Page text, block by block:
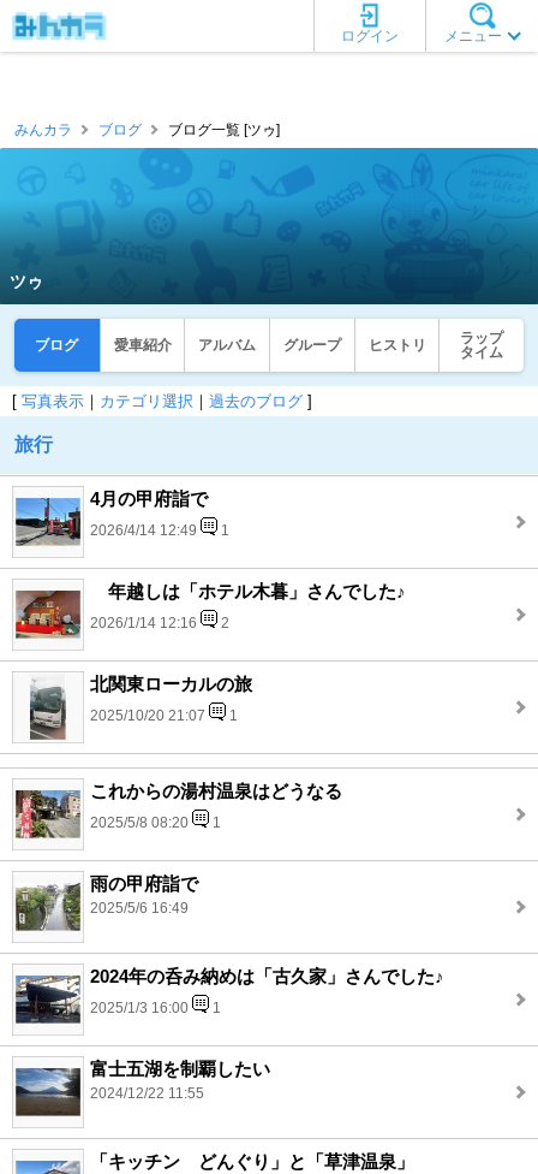
メニュー
ログイン
みんカラ ブログ ブログ一覧 [ツゥ]
ツゥ
ブログ 愛車紹介 アルバム グループ ヒストリ
ラップ
タイム
[ 写真表示 ｜ カテゴリ選択 ｜ 過去のブログ ]
旅行
4月の甲府詣で
2026/4/14 12:49 1
年越しは「ホテル木暮」さんでした♪
2026/1/14 12:16 2
北関東ローカルの旅
2025/10/20 21:07 1
これからの湯村温泉はどうなる
2025/5/8 08:20 1
雨の甲府詣で
2025/5/6 16:49
2024年の呑み納めは「古久家」さんでした♪
2025/1/3 16:00 1
富士五湖を制覇したい
2024/12/22 11:55
「キッチン どんぐり」と「草津温泉」